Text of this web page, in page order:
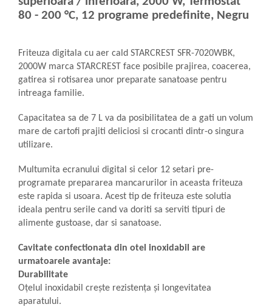
aparat de calcat vertical
Statii de calcat
Aparate de masaj
Aparate de ras electrice
Aparate de tuns
Aparate faciale
Aspiratoare de geamuri
Cuptoare cu microunde
Cuptoare electrice
Cântare corporale
Epilatoare
Ingrijire locuinta
Aspiratoare
Mopuri electrice cu abur
80 - 200 °C, 12 programe predefinite, Negru
Friteuza digitala cu aer cald STARCREST SFR-7020WBK,
2000W marca STARCREST face posibile prajirea, coacerea,
gatirea si rotisarea unor preparate sanatoase pentru
intreaga familie.
Capacitatea sa de 7 L va da posibilitatea de a gati un volum
mare de cartofi prajiti deliciosi si crocanti dintr-o singura
utilizare.
Multumita ecranului digital si celor 12 setari pre-
programate prepararea mancarurilor in aceasta friteuza
este rapida si usoara. Acest tip de friteuza este solutia
ideala pentru serile cand va doriti sa serviti tipuri de
alimente gustoase, dar si sanatoase.
Cavitate confectionata din otel inoxidabil are
urmatoarele avantaje:
Durabilitate
Oțelul inoxidabil crește rezistența și longevitatea
aparatului.